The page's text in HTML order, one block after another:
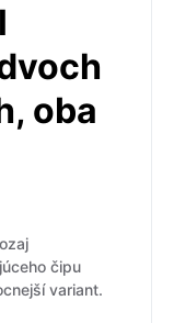
oba
čipu
variant.